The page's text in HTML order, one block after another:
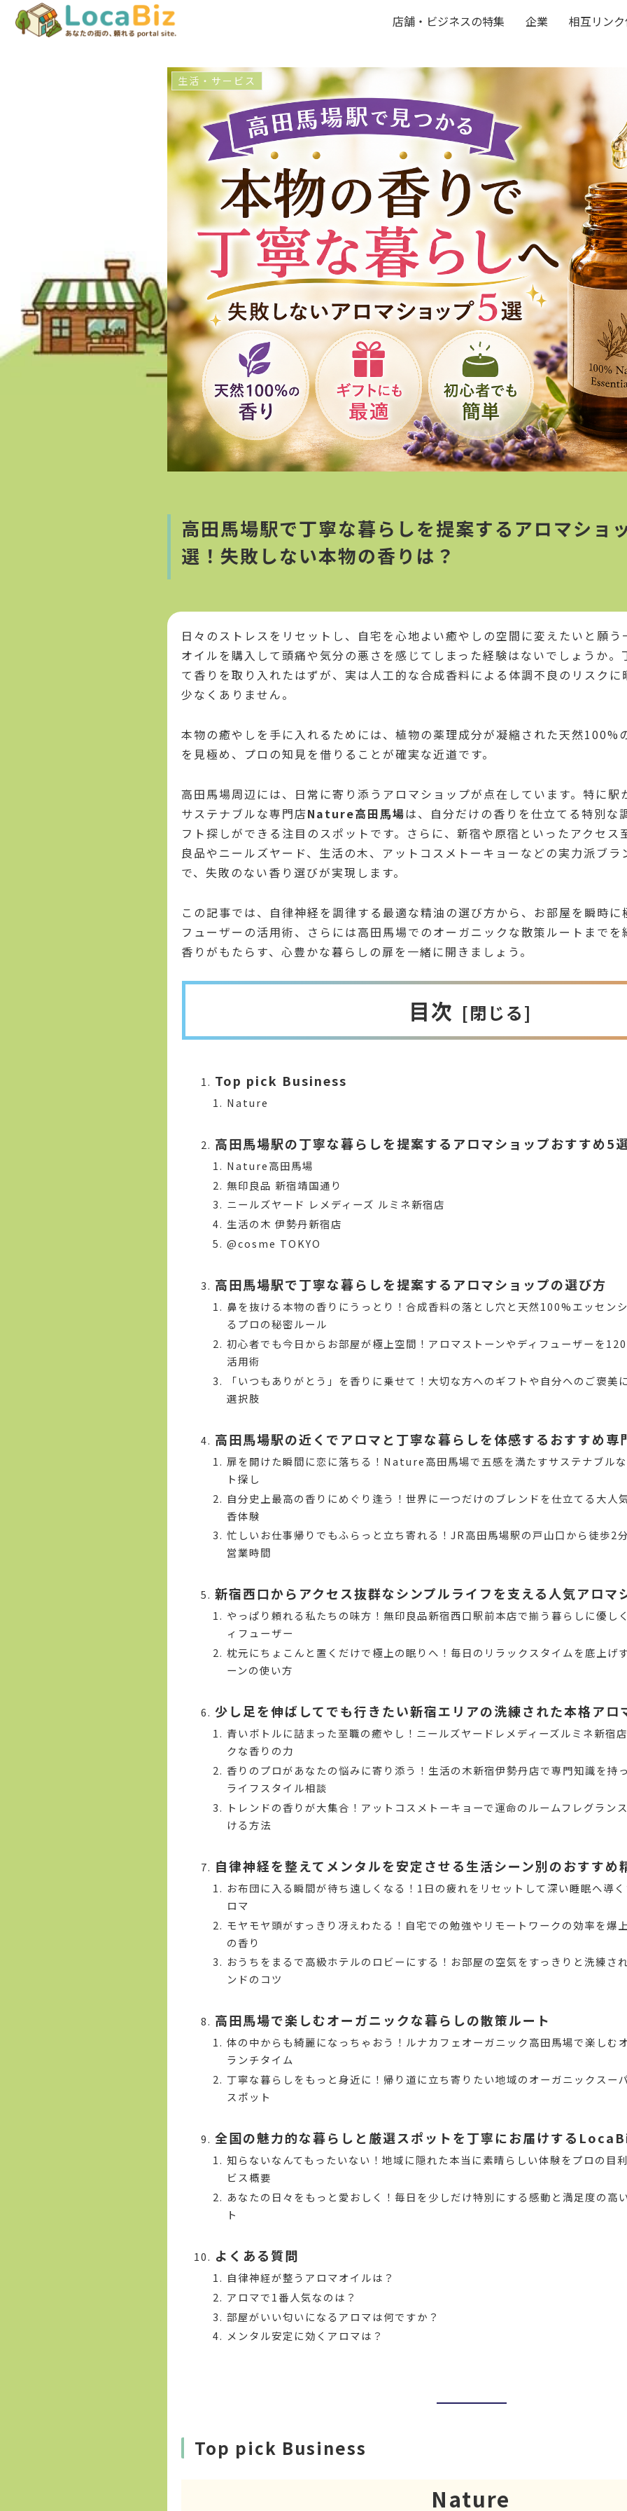
店舗・ビジネスの特集 企業 相互リン
高田馬場駅で丁寧な暮らしを提案するアロマショ
選！失敗しない本物の香りは？
生活・サービス
日々のストレスをリセットし、自宅を心地よい癒やしの空間に変えたいと願
オイルを購入して頭痛や気分の悪さを感じてしまった経験はないでしょうか
て香りを取り入れたはずが、実は人工的な合成香料による体調不良のリスク
少なくありません。
本物の癒やしを手に入れるためには、植物の薬理成分が凝縮された天然100%
を見極め、プロの知見を借りることが確実な近道です。
高田馬場周辺には、日常に寄り添うアロマショップが点在しています。特に駅
サステナブルな専門店Nature高田馬場は、自分だけの香りを仕立てる特別な
フト探しができる注目のスポットです。さらに、新宿や原宿といったアクセス
良品やニールズヤード、生活の木、アットコスメトーキョーなどの実力派ブ
で、失敗のない香り選びが実現します。
この記事では、自律神経を調律する最適な精油の選び方から、お部屋を瞬時
フューザーの活用術、さらには高田馬場でのオーガニックな散策ルートまで
香りがもたらす、心豊かな暮らしの扉を一緒に開きましょう。
目次
Top pick Business
Nature
高田馬場駅の丁寧な暮らしを提案するアロマショップおすすめ5
Nature高田馬場
無印良品 新宿靖国通り
ニールズヤード レメディーズ ルミネ新宿店
生活の木 伊勢丹新宿店
@cosme TOKYO
高田馬場駅で丁寧な暮らしを提案するアロマショップの選び方
鼻を抜ける本物の香りにうっとり！合成香料の落とし穴と天然100%エッセン
るプロの秘密ルール
初心者でも今日からお部屋が極上空間！アロマストーンやディフューザーを
活用術
「いつもありがとう」を香りに乗せて！大切な方へのギフトや自分へのご褒美
選択肢
高田馬場駅の近くでアロマと丁寧な暮らしを体感するおすすめ専
扉を開けた瞬間に恋に落ちる！Nature高田馬場で五感を満たすサステナブル
ト探し
自分史上最高の香りにめぐり逢う！世界に一つだけのブレンドを仕立てる大人
香体験
忙しいお仕事帰りでもふらっと立ち寄れる！JR高田馬場駅の戸山口から徒歩2
営業時間
新宿西口からアクセス抜群なシンプルライフを支える人気アロマ
やっぱり頼れる私たちの味方！無印良品新宿西口駅前本店で揃う暮らしに優し
ィフューザー
枕元にちょこんと置くだけで極上の眠りへ！毎日のリラックスタイムを底上げ
ーンの使い方
少し足を伸ばしてでも行きたい新宿エリアの洗練された本格アロ
青いボトルに詰まった至職の癒やし！ニールズヤードレメディーズルミネ新宿
クな香りの力
香りのプロがあなたの悩みに寄り添う！生活の木新宿伊勢丹店で専門知識を持
ライフスタイル相談
トレンドの香りが大集合！アットコスメトーキョーで運命のルームフレグラン
ける方法
自律神経を整えてメンタルを安定させる生活シーン別のおすすめ
お布団に入る瞬間が待ち遠しくなる！1日の疲れをリセットして深い睡眠へ導
ロマ
モヤモヤ頭がすっきり冴えわたる！自宅での勉強やリモートワークの効率を爆
の香り
おうちをまるで高級ホテルのロビーにする！お部屋の空気をすっきりと洗練さ
ンドのコツ
高田馬場で楽しむオーガニックな暮らしの散策ルート
体の中からも綺麗になっちゃおう！ルナカフェオーガニック高田馬場で楽しむ
ランチタイム
丁寧な暮らしをもっと身近に！帰り道に立ち寄りたい地域のオーガニックスー
スポット
全国の魅力的な暮らしと厳選スポットを丁寧にお届けする
知らないなんてもったいない！地域に隠れた本当に素晴らしい体験をプロの目
ビス概要
あなたの日々をもっと愛おしく！毎日を少しだけ特別にする感動と満足度の高
ト
よくある質問
自律神経が整うアロマオイルは？
アロマで1番人気なのは？
部屋がいい匂いになるアロマは何ですか？
メンタル安定に効くアロマは？
Top pick Business
Nature